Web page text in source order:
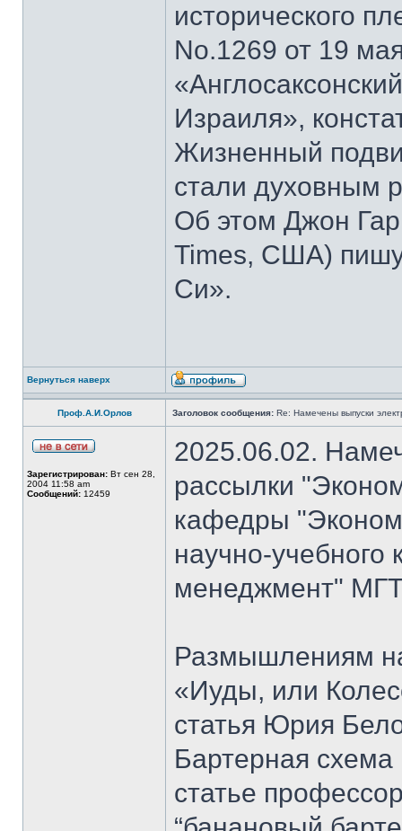
исторического
No.1269 от 19
Израиля»,
Жизненный
стали духовным
Об этом Джон
Times, США)
Си».
Вернуться наверх
Проф.А.И.Орлов Заголовок сообщения: Re: Намечены выпуски
Зарегистрирован: Вт сен 28,
2004 11:58 am
Сообщений: 12459
2025.06.02.
рассылки
кафедры
научно-
менеджмент"
Размышлениям
«Иуды, или
статья Юрия
Бартерная схема
статье